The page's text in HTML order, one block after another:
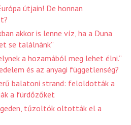
útjain! De honnan
akkor is lenne víz, ha a Duna
se találnánk”
a hozamából meg lehet élni.”
és az anyagi függetlenség?
balatoni strand: feloldották a
a fürdőzőket
tűzoltók oltották el a